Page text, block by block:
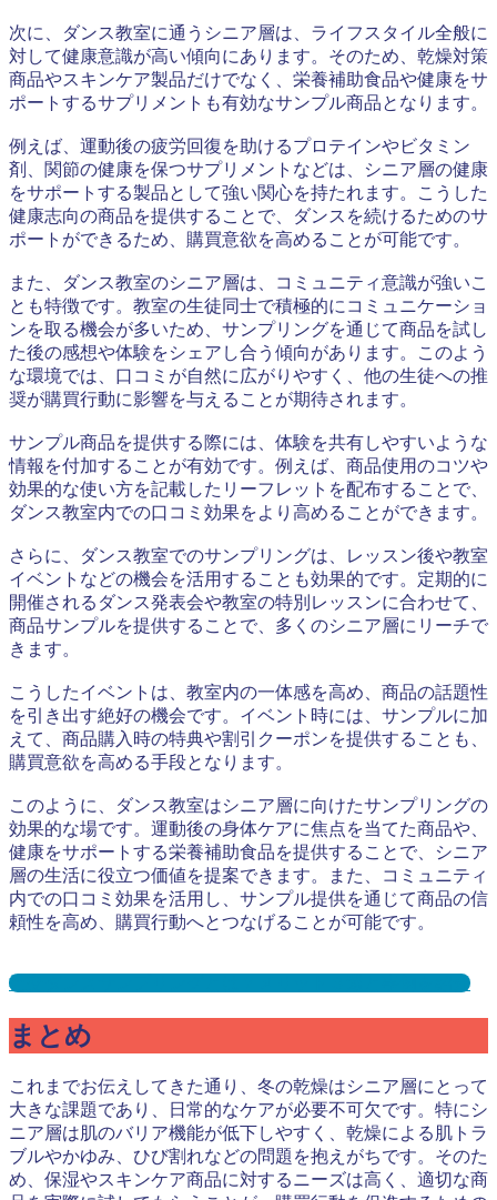
次に、ダンス教室に通うシニア層は、ライフスタイル全般に
対して健康意識が高い傾向にあります。そのため、乾燥対策
商品やスキンケア製品だけでなく、栄養補助食品や健康をサ
ポートするサプリメントも有効なサンプル商品となります。
例えば、運動後の疲労回復を助けるプロテインやビタミン
剤、関節の健康を保つサプリメントなどは、シニア層の健康
をサポートする製品として強い関心を持たれます。こうした
健康志向の商品を提供することで、ダンスを続けるためのサ
ポートができるため、購買意欲を高めることが可能です。
また、ダンス教室のシニア層は、コミュニティ意識が強いこ
とも特徴です。教室の生徒同士で積極的にコミュニケーショ
ンを取る機会が多いため、サンプリングを通じて商品を試し
た後の感想や体験をシェアし合う傾向があります。このよう
な環境では、口コミが自然に広がりやすく、他の生徒への推
奨が購買行動に影響を与えることが期待されます。
サンプル商品を提供する際には、体験を共有しやすいような
情報を付加することが有効です。例えば、商品使用のコツや
効果的な使い方を記載したリーフレットを配布することで、
ダンス教室内での口コミ効果をより高めることができます。
さらに、ダンス教室でのサンプリングは、レッスン後や教室
イベントなどの機会を活用することも効果的です。定期的に
開催されるダンス発表会や教室の特別レッスンに合わせて、
商品サンプルを提供することで、多くのシニア層にリーチで
きます。
こうしたイベントは、教室内の一体感を高め、商品の話題性
を引き出す絶好の機会です。イベント時には、サンプルに加
えて、商品購入時の特典や割引クーポンを提供することも、
購買意欲を高める手段となります。
このように、ダンス教室はシニア層に向けたサンプリングの
効果的な場です。運動後の身体ケアに焦点を当てた商品や、
健康をサポートする栄養補助食品を提供することで、シニア
層の生活に役立つ価値を提案できます。また、コミュニティ
内での口コミ効果を活用し、サンプル提供を通じて商品の信
頼性を高め、購買行動へとつなげることが可能です。
社交ダンスサンプリングとは？メリット３選と事例を紹介
まとめ
これまでお伝えしてきた通り、冬の乾燥はシニア層にとって
大きな課題であり、日常的なケアが必要不可欠です。特にシ
ニア層は肌のバリア機能が低下しやすく、乾燥による肌トラ
ブルやかゆみ、ひび割れなどの問題を抱えがちです。そのた
め、保湿やスキンケア商品に対するニーズは高く、適切な商